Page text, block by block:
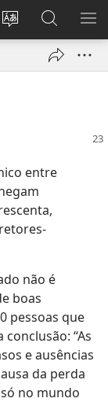
Mudar
idioma
Log
Buscar
no
JW.ORG
entre
não é
boas
pessoas que
“As
e ausências
da perda
no mundo